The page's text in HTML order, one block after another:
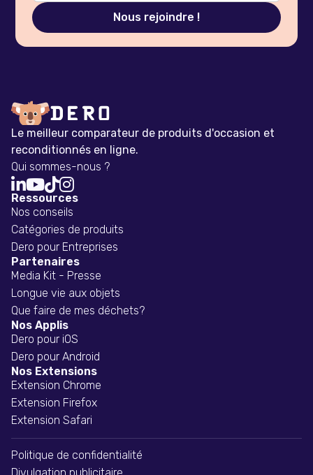
Le meilleur comparateur de produits d'occasion et
reconditionnés en ligne.
Qui sommes-nous ?

Ressources
Nos conseils
Catégories de produits
Dero pour Entreprises
Partenaires
Media Kit - Presse
Longue vie aux objets
Que faire de mes déchets?
Nos Applis
Dero pour iOS
Dero pour Android
Nos Extensions
Extension Chrome
Extension Firefox
Extension Safari
Politique de confidentialité